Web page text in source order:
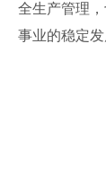
全生产管理
事业的稳定发